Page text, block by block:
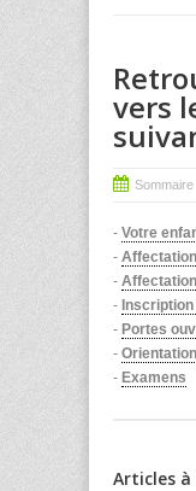
vers
Sommaire
- Votre
-
-
-
- Portes
- Orientation
- Examens
Articles à